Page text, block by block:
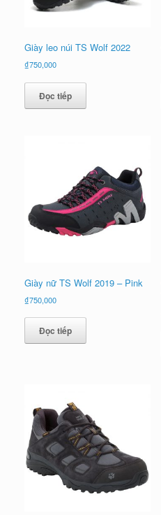
Giày leo núi TS Wolf 2022
₫750,000
Đọc tiếp
Giày nữ TS Wolf 2019 – Pink
₫750,000
Đọc tiếp